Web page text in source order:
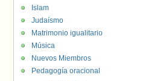
Islam
Judaísmo
Matrimonio igualitario
Música
Nuevos Miembros
Pedagogía oracional